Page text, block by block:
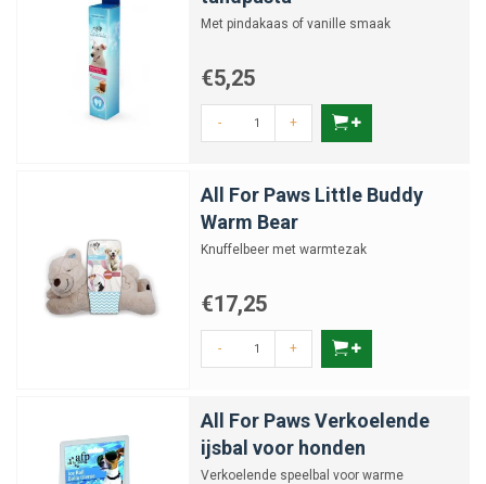
Met pindakaas of vanille smaak
€5,25
- +
All For Paws Little Buddy
Warm Bear
Knuffelbeer met warmtezak
€17,25
- +
All For Paws Verkoelende
ijsbal voor honden
Verkoelende speelbal voor warme